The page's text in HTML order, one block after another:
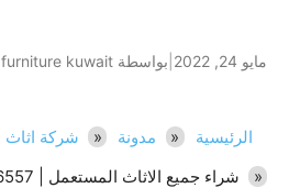
مايو 24, 2022 بواسطة furniture kuwait
الرئيسية مدونة
شركة
شراء جميع الاثاث المستعمل | 97766557